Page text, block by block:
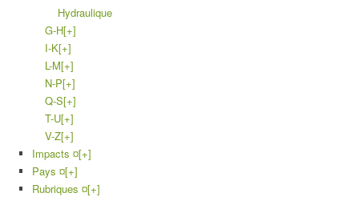
Hydraulique
G-H[+]
I-K[+]
L-M[+]
N-P[+]
Q-S[+]
T-U[+]
V-Z[+]
Impacts ¤[+]
Pays ¤[+]
Rubriques ¤[+]